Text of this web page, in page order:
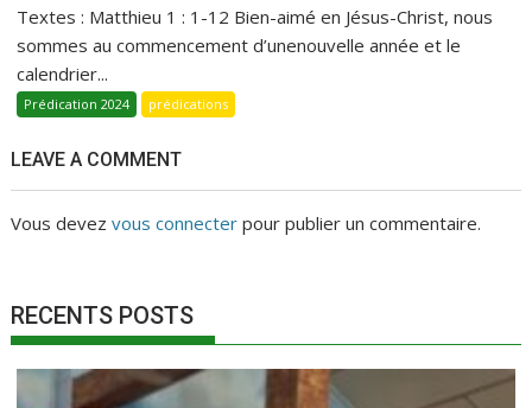
Textes : Matthieu 1 : 1-12 Bien-aimé en Jésus-Christ, nous
sommes au commencement d’unenouvelle année et le
calendrier...
Prédication 2024 prédications
LEAVE A COMMENT
Vous devezvous connecter pour publier un commentaire.
RECENTS POSTS